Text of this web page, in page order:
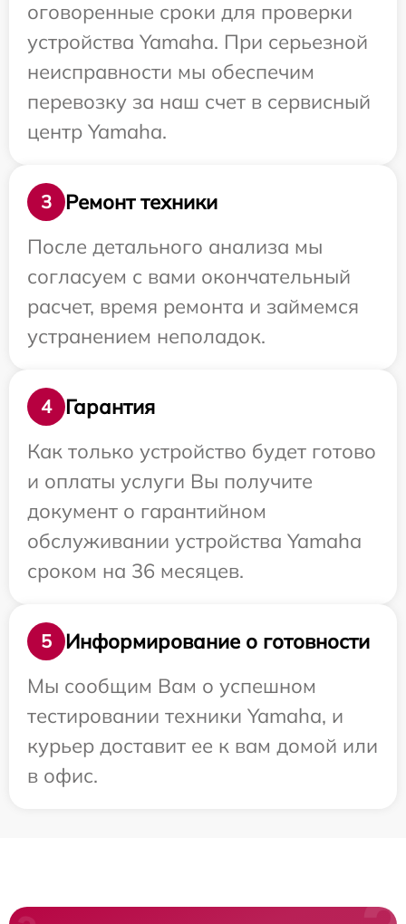
оговоренные сроки для проверки
устройства Yamaha. При серьезной
неисправности мы обеспечим
перевозку за наш счет в сервисный
центр Yamaha.
3
Ремонт техники
После детального анализа мы
согласуем с вами окончательный
расчет, время ремонта и займемся
устранением неполадок.
4
Гарантия
Как только устройство будет готово
и оплаты услуги Вы получите
документ о гарантийном
обслуживании устройства Yamaha
сроком на 36 месяцев.
5
Информирование о готовности
Мы сообщим Вам о успешном
тестировании техники Yamaha, и
курьер доставит ее к вам домой или
в офис.